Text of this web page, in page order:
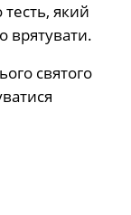
тесть, який
врятувати.
святого